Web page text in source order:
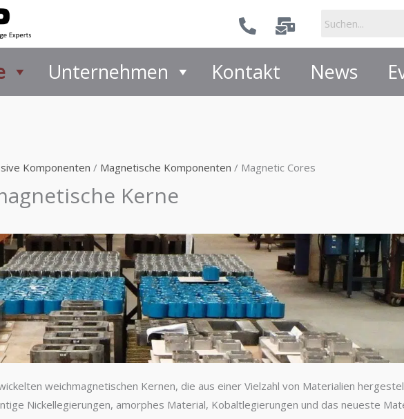
Unternehmen Kontakt News
Komponenten / Magnetische Komponenten / Magnetic Cores
Kerne
weichmagnetischen Kernen, die aus einer Vielzahl von Materialien
Nickellegierungen, amorphes Material, Kobaltlegierungen und das neueste